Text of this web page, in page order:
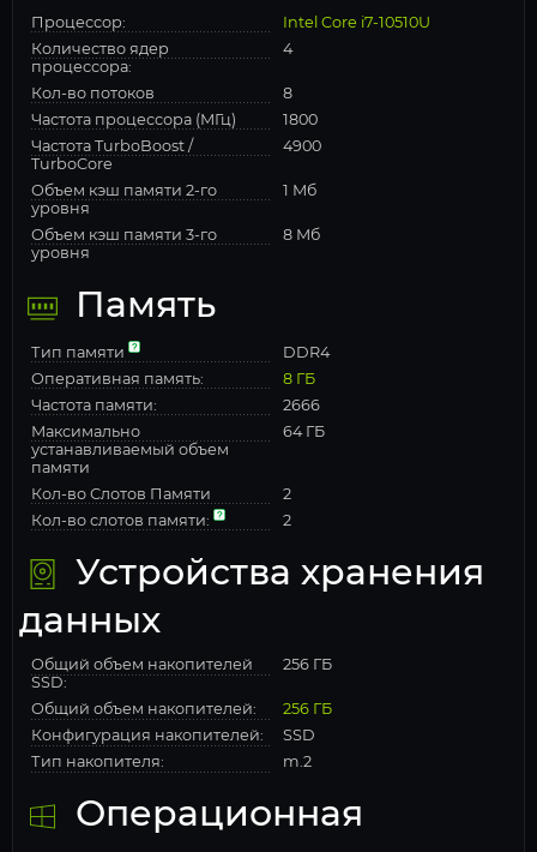
Процессор:
Intel Core i7-10510U
Количество ядер
процессора:
4
Кол-во потоков
8
Частота процессора (МГц)
1800
Частота TurboBoost /
TurboCore
4900
Объем кэш памяти 2-го
уровня
1 Мб
Объем кэш памяти 3-го
уровня
8 Мб
Память
Тип памяти
DDR4
Оперативная память:
8 ГБ
Частота памяти:
2666
Максимально
устанавливаемый объем
памяти
64 ГБ
Кол-во Слотов Памяти
2
Кол-во слотов памяти:
2
Устройства хранения
данных
Общий объем накопителей
SSD:
256 ГБ
Общий объем накопителей:
256 ГБ
Конфигурация накопителей:
SSD
Тип накопителя:
m.2
Операционная